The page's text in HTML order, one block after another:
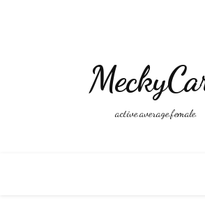
active.average.female.